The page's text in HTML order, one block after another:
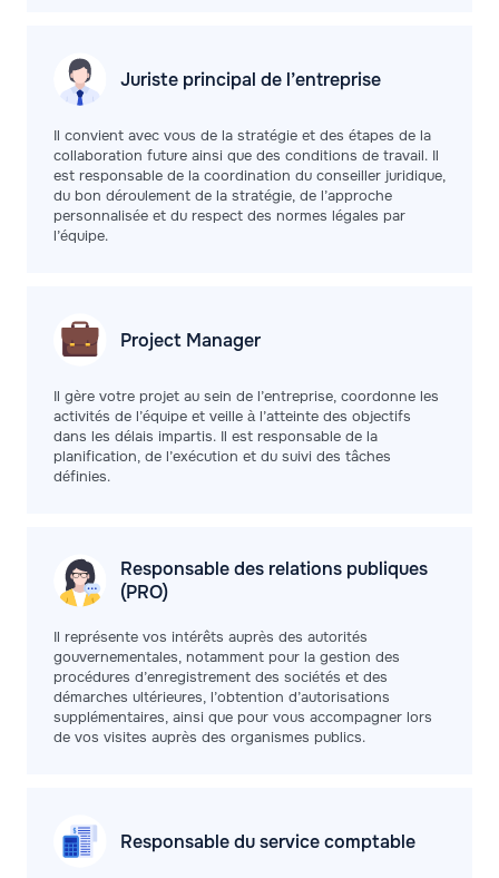
Juriste principal de l’entreprise
Il convient avec vous de la stratégie et des étapes de la
collaboration future ainsi que des conditions de travail. Il
est responsable de la coordination du conseiller juridique,
du bon déroulement de la stratégie, de l’approche
personnalisée et du respect des normes légales par
l’équipe.
Project Manager
Il gère votre projet au sein de l’entreprise, coordonne les
activités de l’équipe et veille à l’atteinte des objectifs
dans les délais impartis. Il est responsable de la
planification, de l’exécution et du suivi des tâches
définies.
Responsable des relations publiques
(PRO)
Il représente vos intérêts auprès des autorités
gouvernementales, notamment pour la gestion des
procédures d’enregistrement des sociétés et des
démarches ultérieures, l’obtention d’autorisations
supplémentaires, ainsi que pour vous accompagner lors
de vos visites auprès des organismes publics.
Responsable du servicecomptable